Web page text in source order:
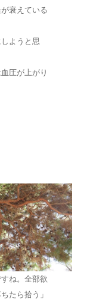
衰えている
ようと思
圧が上がり
ね。全部欲
たら拾う」